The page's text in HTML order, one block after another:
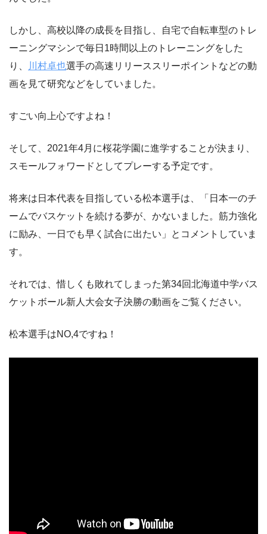
しかし、高校以降の成長を目指し、自宅で自転車型のトレ
ーニングマシンで毎日1時間以上のトレーニングをした
り、
川村卓也選手の高速リリーススリーポイントなどの動
画を見て研究などをしていました。
すごい向上心ですよね！
そして、2021年4月に桜花学園に進学することが決まり、
スモールフォワードとしてプレーする予定です。
将来は日本代表を目指している松本選手は、「日本一のチ
ームでバスケットを続ける夢が、かないました。筋力強化
に励み、一日でも早く試合に出たい」とコメントしていま
す。
それでは、惜しくも敗れてしまった第34回北海道中学バス
ケットボール新人大会女子決勝の動画をご覧ください。
松本選手はNO,4ですね！